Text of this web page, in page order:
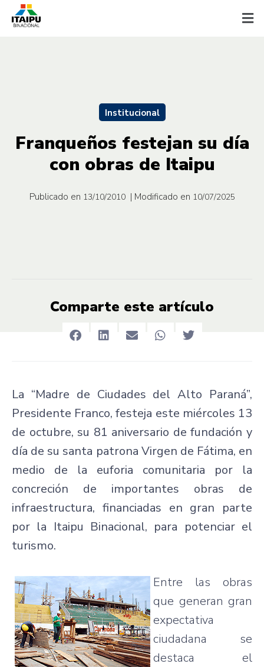
Institucional
Franqueños festejan su día
con obras de Itaipu
Publicado en 13/10/2010 | Modificado en 10/07/2025
Comparte este artículo
La “Madre de Ciudades del Alto Paraná”,
Presidente Franco, festeja este miércoles 13
de octubre, su 81 aniversario de fundación y
día de su santa patrona Virgen de Fátima, en
medio de la euforia comunitaria por la
concreción de importantes obras de
infraestructura, financiadas en gran parte
por la Itaipu Binacional, para potenciar el
turismo.
Entre las obras
que generan gran
expectativa
ciudadana se
destaca el